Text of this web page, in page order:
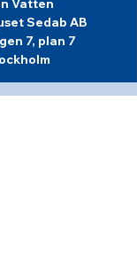
Vatten
Sedab AB
7, plan 7